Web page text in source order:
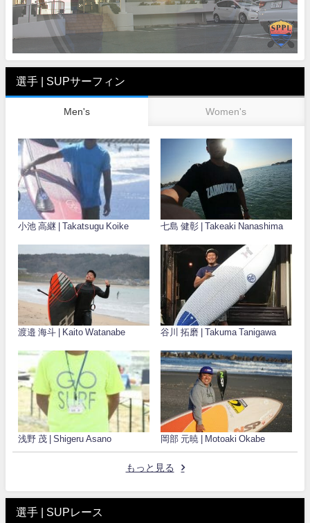
選手 | SUPサーフィン
Men's Women's
小池 高継 | Takatsugu Koike 七島 健彰 | Takeaki Nanashima
渡邉 海斗 | Kaito Watanabe 谷川 拓磨 | Takuma Tanigawa
浅野 茂 | Shigeru Asano 岡部 元暁 | Motoaki Okabe
もっと見る
選手 | SUPレース